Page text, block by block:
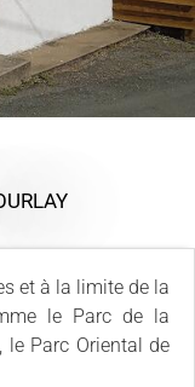
et à la limite de la
le Parc de la
le Parc Oriental de